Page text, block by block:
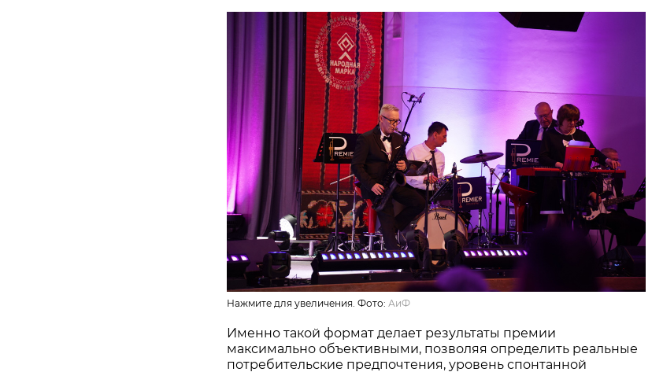
Нажмите для увеличения. Фото: АиФ
Именно такой формат делает результаты премии
максимально объективными, позволяя определить реальные
потребительские предпочтения, уровень спонтанной